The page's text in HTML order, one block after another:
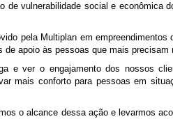
vulnerabilidade social e econômica
pela Multiplan em
apoio às pessoas que mais precisam
e ver o engajamento dos nossos
mais conforto para pessoas em
o alcance dessa ação e levarmos